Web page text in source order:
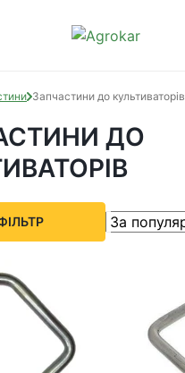
Запчастини до культиваторів
ДО